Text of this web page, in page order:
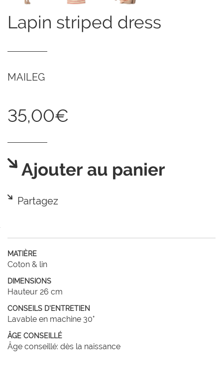
lapin striped dress
MAILEG
35,00€
Ajouter au panier
Partagez
MATIÈRE
Coton & lin
DIMENSIONS
Hauteur 26 cm
CONSEILS D'ENTRETIEN
Lavable en machine 30°
ÂGE CONSEILLÉ
Âge conseillé: dès la naissance